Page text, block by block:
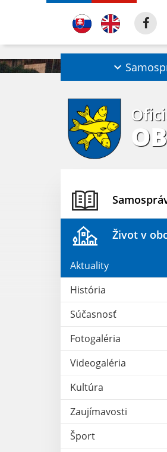
Život v
Aktuality
História
Súčasnosť
Fotogaléria
Videogaléria
Kultúra
Zaujímavosti
Šport